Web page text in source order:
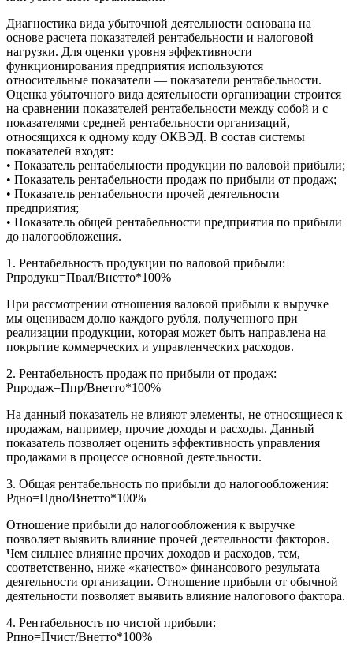
Диагностика вида убыточной деятельности основана на
основе расчета показателей рентабельности и налоговой
нагрузки. Для оценки уровня эффективности
функционирования предприятия используются
относительные показатели — показатели рентабельности.
Оценка убыточного вида деятельности организации строится
на сравнении показателей рентабельности между собой и с
показателями средней рентабельности организаций,
относящихся к одному коду ОКВЭД. В состав системы
показателей входят:
• Показатель рентабельности продукции по валовой прибыли;
• Показатель рентабельности продаж по прибыли от продаж;
• Показатель рентабельности прочей деятельности
предприятия;
• Показатель общей рентабельности предприятия по прибыли
до налогообложения.
1. Рентабельность продукции по валовой прибыли:
Рпродукц=Пвал/Внетто*100%
При рассмотрении отношения валовой прибыли к выручке
мы оцениваем долю каждого рубля, полученного при
реализации продукции, которая может быть направлена на
покрытие коммерческих и управленческих расходов.
2. Рентабельность продаж по прибыли от продаж:
Рпродаж=Ппр/Внетто*100%
На данный показатель не влияют элементы, не относящиеся к
продажам, например, прочие доходы и расходы. Данный
показатель позволяет оценить эффективность управления
продажами в процессе основной деятельности.
3. Общая рентабельность по прибыли до налогообложения:
Рдно=Пдно/Внетто*100%
Отношение прибыли до налогообложения к выручке
позволяет выявить влияние прочей деятельности факторов.
Чем сильнее влияние прочих доходов и расходов, тем,
соответственно, ниже «качество» финансового результата
деятельности организации. Отношение прибыли от обычной
деятельности позволяет выявить влияние налогового фактора.
4. Рентабельность по чистой прибыли:
Рпно=Пчист/Внетто*100%